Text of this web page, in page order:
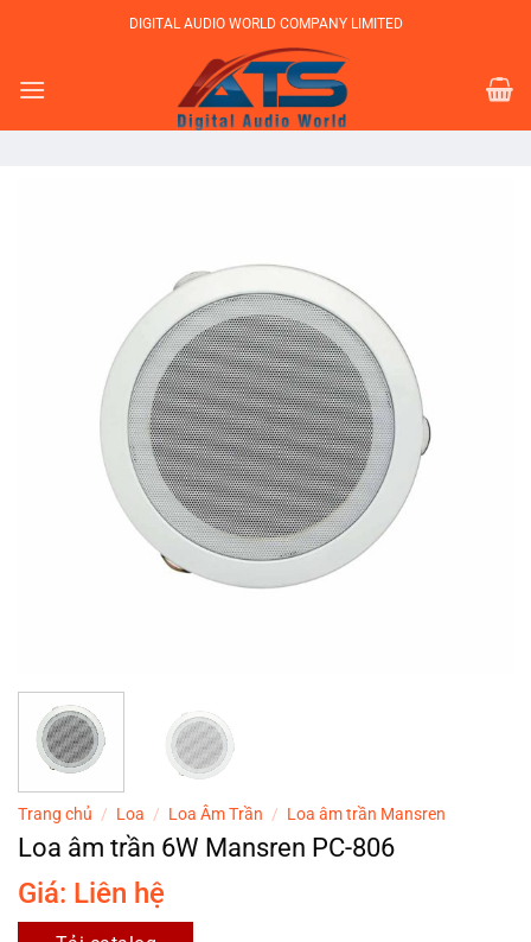
dung
DIGITAL AUDIO WORLD COMPANY LIMITED
Trang chủ / Loa / Loa Âm Trần / Loa âm trần Mansren
Loa âm trần 6W Mansren PC-806
Giá: Liên hệ